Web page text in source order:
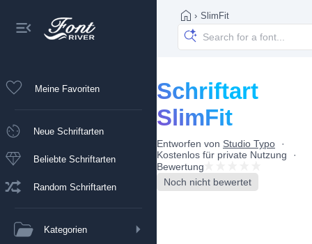
Meine Favoriten
Neue Schriftarten
Beliebte Schriftarten
Random Schriftarten
Kategorien
› SlimFit
Schriftart
SlimFit
Entworfen von Studio Typo
Kostenlos für private Nutzung
Bewertung
Noch nicht bewertet